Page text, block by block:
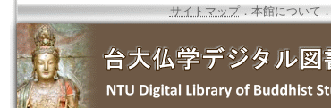
サイトマップ．本館について ．